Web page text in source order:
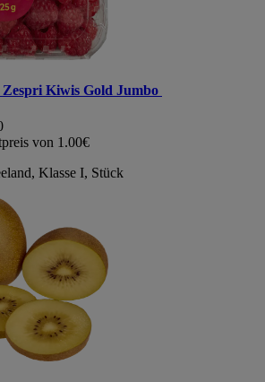
Zespri Kiwis Gold Jumbo
von 1.00€
Klasse I, Stück